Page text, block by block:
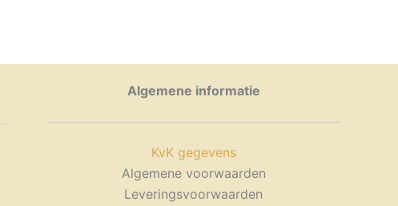
Algemene informatie
KvK gegevens
Algemene voorwaarden
Leveringsvoorwaarden